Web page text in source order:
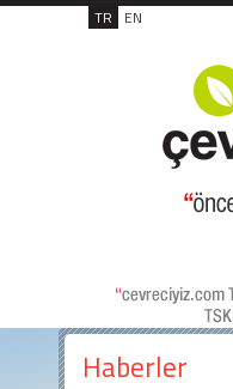
TR EN
Haberler